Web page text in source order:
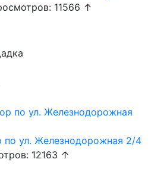
11566 ↑
по ул. Железнодорожная 2/4
12163 ↑